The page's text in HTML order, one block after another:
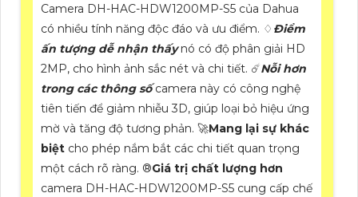
Camera DH-HAC-HDW1200MP-S5 của Dahua
có nhiều tính năng độc đáo và ưu điểm. ♢ Điểm
ấn tượng dễ nhận thấynó có độ phân giải HD
2MP, cho hình ảnh sắc nét và chi tiết. ☄️Nỗi hơn
trong các thông sốcamera này có công nghệ
tiên tiến để giảm nhiễu 3D, giúp loại bỏ hiệu ứng
mờ và tăng độ tương phản. 🚀Mang lại sự khác
biệt cho phép nắm bắt các chi tiết quan trọng
một cách rõ ràng. ®️Giá trị chất lượng hơn
camera DH-HAC-HDW1200MP-S5 cung cấp chế